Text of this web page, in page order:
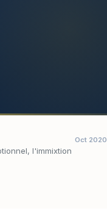
l'immixtion
Oct 2020